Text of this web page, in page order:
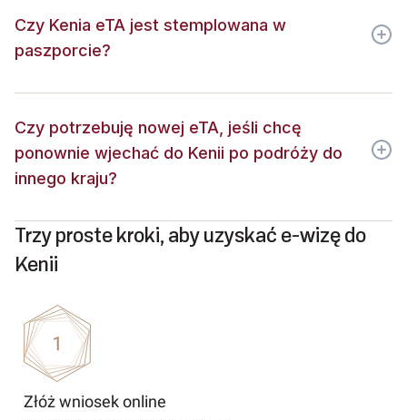
Czy Kenia eTA jest stemplowana w
paszporcie?
Czy potrzebuję nowej eTA, jeśli chcę
ponownie wjechać do Kenii po podróży do
innego kraju?
Trzy proste kroki, aby uzyskać e-wizę do
Kenii
Złóż wniosek online